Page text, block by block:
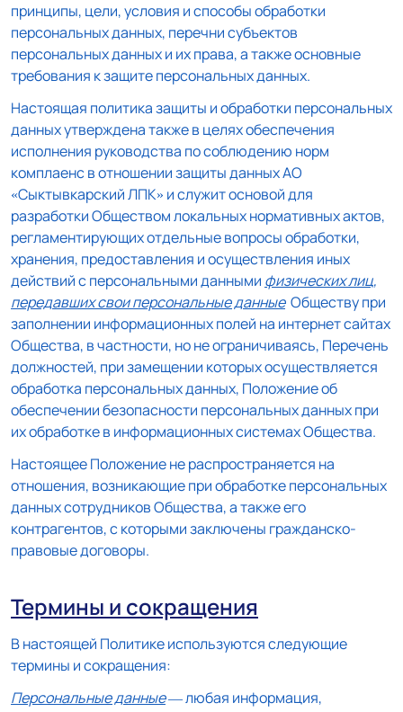
принципы, цели, условия и способы обработки
персональных данных, перечни субъектов
персональных данных и их права, а также основные
требования к защите персональных данных.
Настоящая политика защиты и обработки персональных
данных утверждена также в целях обеспечения
исполнения руководства по соблюдению норм
комплаенс в отношении защиты данных АО
«Сыктывкарский ЛПК» и служит основой для
разработки Обществом локальных нормативных актов,
регламентирующих отдельные вопросы обработки,
хранения, предоставления и осуществления иных
действий с персональными данными физических лиц,
передавших свои персональные данныеОбществу при
заполнении информационных полей на интернет сайтах
Общества, в частности, но не ограничиваясь, Перечень
должностей, при замещении которых осуществляется
обработка персональных данных, Положение об
обеспечении безопасности персональных данных при
их обработке в информационных системах Общества.
Настоящее Положение не распространяется на
отношения, возникающие при обработке персональных
данных сотрудников Общества, а также его
контрагентов, с которыми заключены гражданско-
правовые договоры.
Термины и сокращения
В настоящей Политике используются следующие
термины и сокращения:
Персональные данные— любая информация,